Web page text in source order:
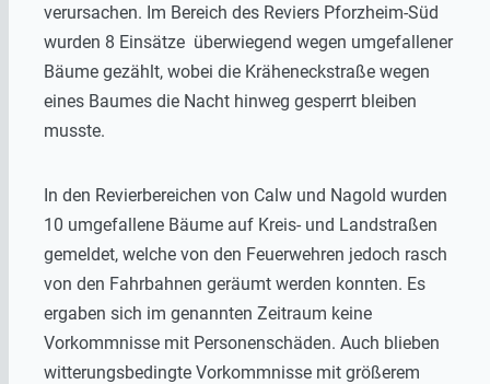
verursachen. Im Bereich des Reviers Pforzheim-Süd
wurden 8 Einsätze überwiegend wegen umgefallener
Bäume gezählt, wobei die Kräheneckstraße wegen
eines Baumes die Nacht hinweg gesperrt bleiben
musste.
In den Revierbereichen von Calw und Nagold wurden
10 umgefallene Bäume auf Kreis- und Landstraßen
gemeldet, welche von den Feuerwehren jedoch rasch
von den Fahrbahnen geräumt werden konnten. Es
ergaben sich im genannten Zeitraum keine
Vorkommnisse mit Personenschäden. Auch blieben
witterungsbedingte Vorkommnisse mit größerem